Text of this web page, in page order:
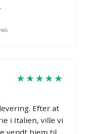
★★★★★
Efter at
i Italien, ville vi
vendt hjem til